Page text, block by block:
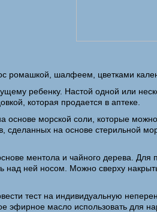
шалфеем, цветками
ребенку. Настой одной или
которая продается в аптеке.
морской соли, которые
на основе стерильной
ментола и чайного дерева.
над ней носом. Можно сверху
тест на индивидуальную
эфирное масло использовать